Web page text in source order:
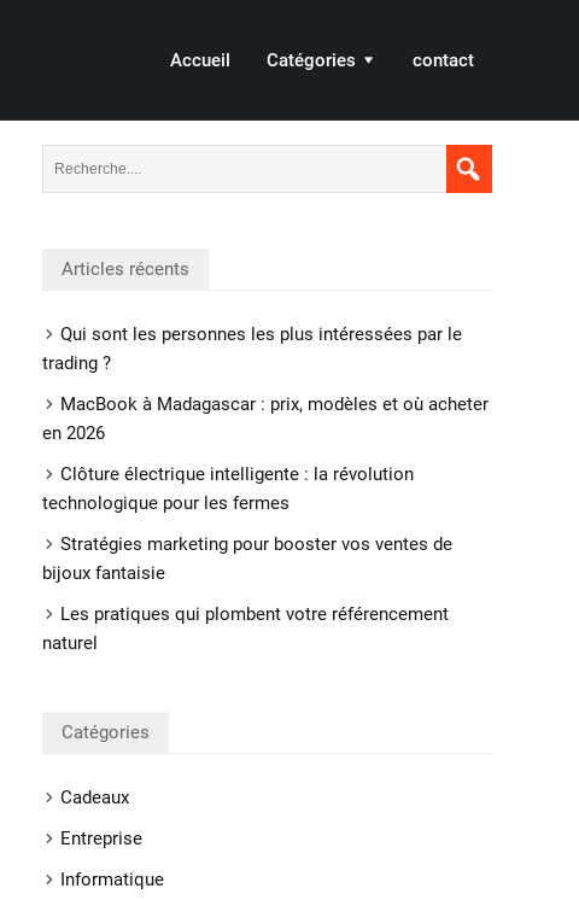
Accueil Catégories contact
Articles récents
Qui sont les personnes les plus intéressées par le
trading ?
MacBook à Madagascar : prix, modèles et où acheter
en 2026
Clôture électrique intelligente : la révolution
technologique pour les fermes
Stratégies marketing pour booster vos ventes de
bijoux fantaisie
Les pratiques qui plombent votre référencement
naturel
Catégories
Cadeaux
Entreprise
Informatique